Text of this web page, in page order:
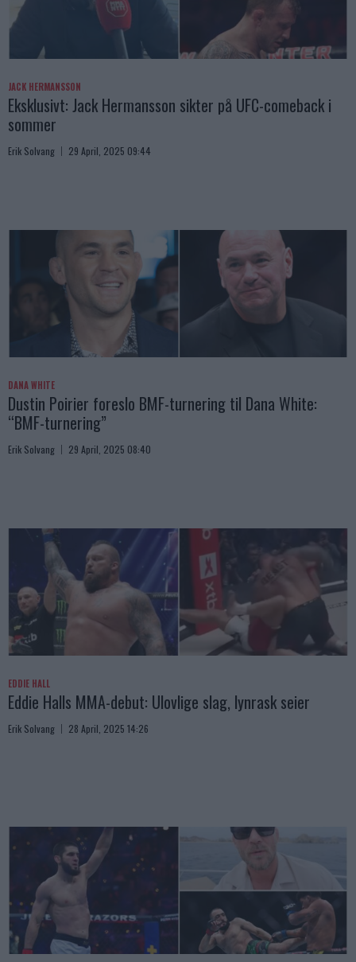
JACK HERMANSSON
Eksklusivt: Jack Hermansson sikter på UFC-comeback i
sommer
Erik Solvang 29 April, 2025 09:44
DANA WHITE
Dustin Poirier foreslo BMF-turnering til Dana White:
“BMF-turnering”
Erik Solvang 29 April, 2025 08:40
EDDIE HALL
Eddie Halls MMA-debut: Ulovlige slag, lynrask seier
Erik Solvang 28 April, 2025 14:26